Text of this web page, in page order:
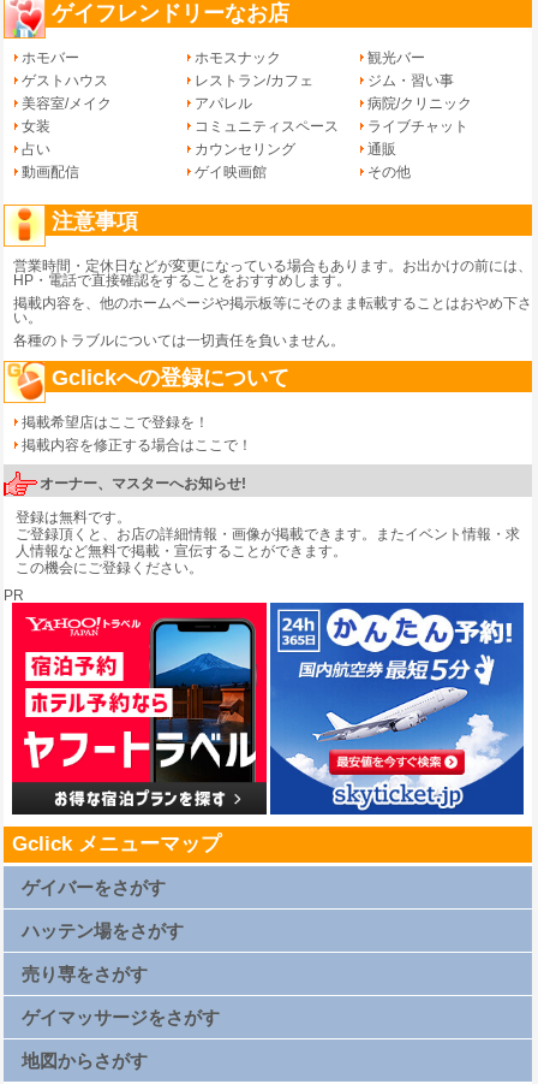
ゲイフレンドリーなお店
ホモバー ホモスナック
観光バー
ゲストハウス
レストラン/カフェ
ジム・習い事
美容室/メイク
アパレル
病院/クリニック
女装
コミュニティスペース
ライブチャット
占い
カウンセリング
通販
動画配信
ゲイ映画館 その他
注意事項
営業時間・定休日などが変更になっている場合もあります。お出かけの前には、
HP・電話で直接確認をすることをおすすめします。
掲載内容を、他のホームページや掲示板等にそのまま転載することはおやめ下さ
い。
各種のトラブルについては一切責任を負いません。
Gclickへの登録について
掲載希望店はここで登録を！
掲載内容を修正する場合はここで！
オーナー、マスターへお知らせ!
登録は無料です。
ご登録頂くと、お店の詳細情報・画像が掲載できます。またイベント情報・求
人情報など無料で掲載・宣伝することができます。
この機会にご登録ください。
PR
Gclick メニューマップ
ゲイバーをさがす
札幌ゲイバー一覧
上野ゲイバー一覧
新橋ゲイバー一覧
新宿2丁目ゲイバー一覧
名古屋ゲイバー一覧
大阪キタゲイバー一覧
大阪新世界ゲイバー一覧
博多ゲイバー一覧
ハッテン場をさがす
札幌ハッテン場一覧
上野ハッテン場一覧
新橋ハッテン場一覧
新宿2丁目ハッテン場一覧
名古屋ハッテン場一覧
大阪キタハッテン場一覧
売り専をさがす
札幌売り専一覧
上野売り専一覧
新橋売り専一覧
新宿2丁目売り専一覧
ゲイマッサージをさがす
札幌ゲイマッサージ一覧
上野ゲイマッサージ一覧
地図からさがす